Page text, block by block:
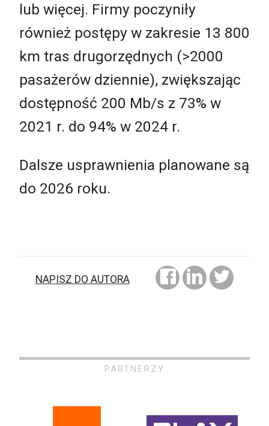
lub więcej. Firmy poczyniły
również postępy w zakresie 13 800
km tras drugorzędnych (>2000
pasażerów dziennie), zwiększając
dostępność 200 Mb/s z 73% w
2021 r. do 94% w 2024 r.
Dalsze usprawnienia planowane są
do 2026 roku.
NAPISZ DO AUTORA
PARTNERZY